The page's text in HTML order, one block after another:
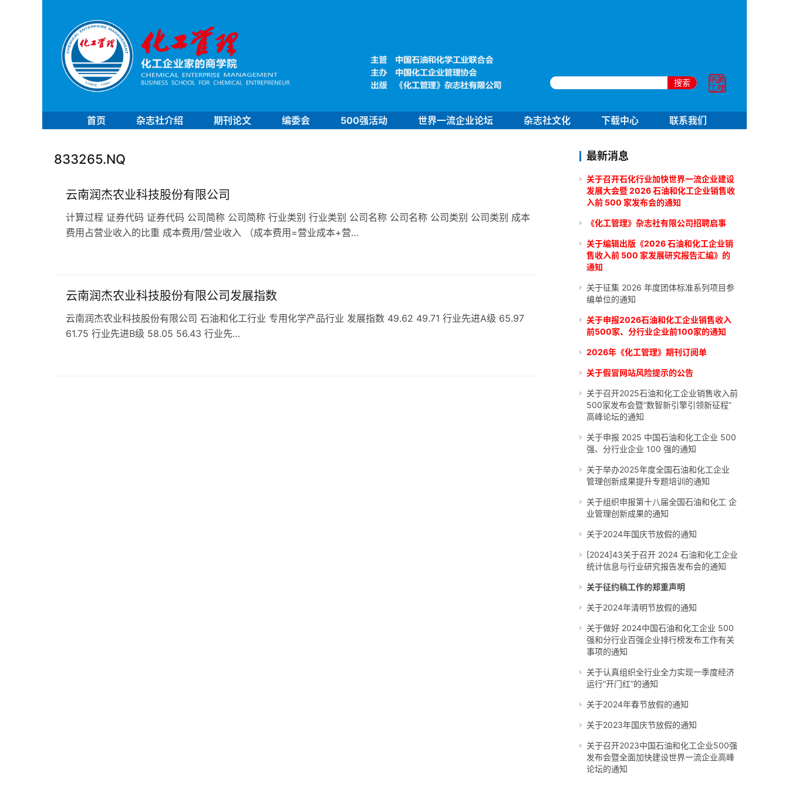
搜索
首页 杂志社介绍 期刊论文 编委会 500强活动 世界一流企业论坛 杂志社文化 下载中心 联系我们
833265.NQ
云南润杰农业科技股份有限公司
计算过程 证券代码 证券代码 公司简称 公司简称 行业类别 行业类别 公司名称 公司名称 公司类别 公司类别 成本
费用占营业收入的比重 成本费用/营业收入 （成本费用=营业成本+营…
云南润杰农业科技股份有限公司发展指数
云南润杰农业科技股份有限公司 石油和化工行业 专用化学产品行业 发展指数 49.62 49.71 行业先进A级 65.97
61.75 行业先进B级 58.05 56.43 行业先…
最新消息
关于召开石化行业加快世界一流企业建设
发展大会暨 2026 石油和化工企业销售收
入前 500 家发布会的通知
《化工管理》杂志社有限公司招聘启事
关于编辑出版《2026 石油和化工企业销
售收入前 500 家发展研究报告汇编》的
通知
关于征集 2026 年度团体标准系列项目参
编单位的通知
关于申报2026石油和化工企业销售收入
前500家、分行业企业前100家的通知
2026年《化工管理》期刊订阅单
关于假冒网站风险提示的公告
关于召开2025石油和化工企业销售收入前
500家发布会暨“数智新引擎引领新征程”
高峰论坛的通知
关于申报 2025 中国石油和化工企业 500
强、分行业企业 100 强的通知
关于举办2025年度全国石油和化工企业
管理创新成果提升专题培训的通知
关于组织申报第十八届全国石油和化工 企
业管理创新成果的通知
关于2024年国庆节放假的通知
[2024]43关于召开 2024 石油和化工企业
统计信息与行业研究报告发布会的通知
关于征约稿工作的郑重声明
关于2024年清明节放假的通知
关于做好 2024中国石油和化工企业 500
强和分行业百强企业排行榜发布工作有关
事项的通知
关于认真组织全行业全力实现一季度经济
运行“开门红”的通知
关于2024年春节放假的通知
关于2023年国庆节放假的通知
关于召开2023中国石油和化工企业500强
发布会暨全面加快建设世界一流企业高峰
论坛的通知